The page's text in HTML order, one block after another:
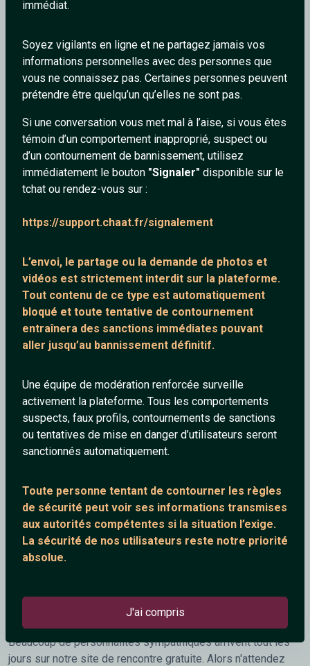
immédiat.
Soyez vigilants en ligne et ne partagez jamais vos
informations personnelles avec des personnes que
vous ne connaissez pas. Certaines personnes peuvent
prétendre être quelqu’un qu’elles ne sont pas.
Si une conversation vous met mal à l’aise, si vous êtes
témoin d’un comportement inapproprié, suspect ou
d’un contournement de bannissement, utilisez
immédiatement le bouton "Signaler" disponible sur le
tchat ou rendez-vous sur :
https://support.chaat.fr/signalement
L’envoi, le partage ou la demande de photos et
vidéos est strictement interdit sur la plateforme.
Tout contenu de ce type est automatiquement
bloqué et toute tentative de contournement
entraînera des sanctions immédiates pouvant
aller jusqu’au bannissement définitif.
Une équipe de modération renforcée surveille
activement la plateforme. Tous les comportements
suspects, faux profils, contournements de sanctions
ou tentatives de mise en danger d’utilisateurs seront
sanctionnés automatiquement.
Toute personne tentant de contourner les règles
de sécurité peut voir ses informations transmises
aux autorités compétentes si la situation l’exige.
La sécurité de nos utilisateurs reste notre priorité
absolue.
J'ai compris
personnes de son choix, partager des photos, vidéos,
le tout, gratuitement ! C'est sans doute le meilleur moyen
d'agrandir son cercle d'amis et rencontrer de nouvelles
personnes sympathiques. Des outils de Matching
permettent de trouver facilement les personnes avec qui
vous avez des points communs et ainsi vous rapprocher et
partager des loisirs ensemble. De quoi faciliter les
rencontres !
Ce tchat vous permet donc de papoter discrètement et en
toute tranquilité. Pour discuter c'est rapide et simple il suffit
afin de tchatcher avec des nouvelles personnes.
Tchatter gratuitement !
Un site sans inscription de chat gratuit qui utilise le protocol
IRC. Qui permet de rendre instantanées les discussions et
en outre les rencontres. Notre site permet à des personnes
s'épanouir dans la vie, d'enfin franchir le pas et créer des
Beaucoup de personnalités sympathiques arrivent tout les
jours sur notre site de rencontre gratuite. Alors n'attendez